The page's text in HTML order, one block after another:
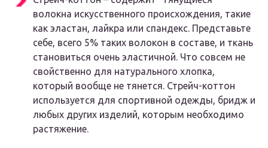
волокна искусственного происхождения, такие
как эластан, лайкра или спандекс. Представьте
себе, всего 5% таких волокон в составе, и ткань
становиться очень эластичной. Что совсем не
свойственно для натурального хлопка,
который вообще не тянется. Стрейч-коттон
используется для спортивной одежды, бридж и
любых других изделий, которым необходимо
растяжение.